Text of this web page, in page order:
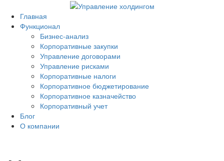
Главная
Функционал
Бизнес-анализ
Корпоративные закупки
Управление договорами
Управление рисками
Корпоративные налоги
Корпоративное бюджетирование
Корпоративное казначейство
Корпоративный учет
Блог
О компании